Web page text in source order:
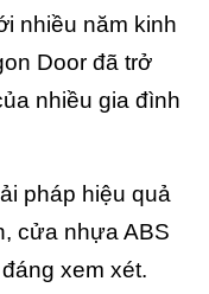
nhiều năm kinh
Door đã trở
nhiều gia đình
pháp hiệu quả
cửa nhựa ABS
xem xét.